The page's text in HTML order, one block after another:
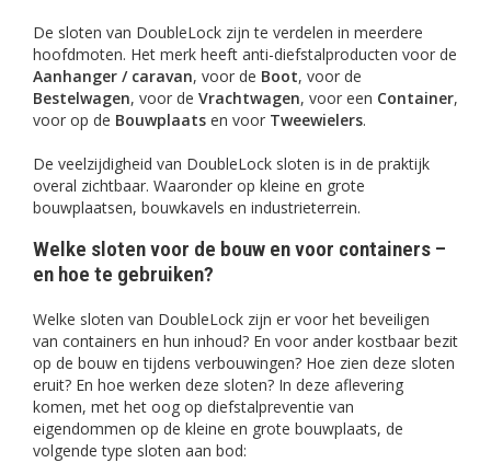
De sloten van DoubleLock zijn te verdelen in meerdere
hoofdmoten. Het merk heeft anti-diefstalproducten voor de
Aanhanger / caravan, voor de Boot, voor de
Bestelwagen, voor de Vrachtwagen, voor een Container,
voor op de Bouwplaats en voor Tweewielers.
De veelzijdigheid van DoubleLock sloten is in de praktijk
overal zichtbaar. Waaronder op kleine en grote
bouwplaatsen, bouwkavels en industrieterrein.
Welke sloten voor de bouw en voor containers –
en hoe te gebruiken?
Welke sloten van DoubleLock zijn er voor het beveiligen
van containers en hun inhoud? En voor ander kostbaar bezit
op de bouw en tijdens verbouwingen? Hoe zien deze sloten
eruit? En hoe werken deze sloten? In deze aflevering
komen, met het oog op diefstalpreventie van
eigendommen op de kleine en grote bouwplaats, de
volgende type sloten aan bod: